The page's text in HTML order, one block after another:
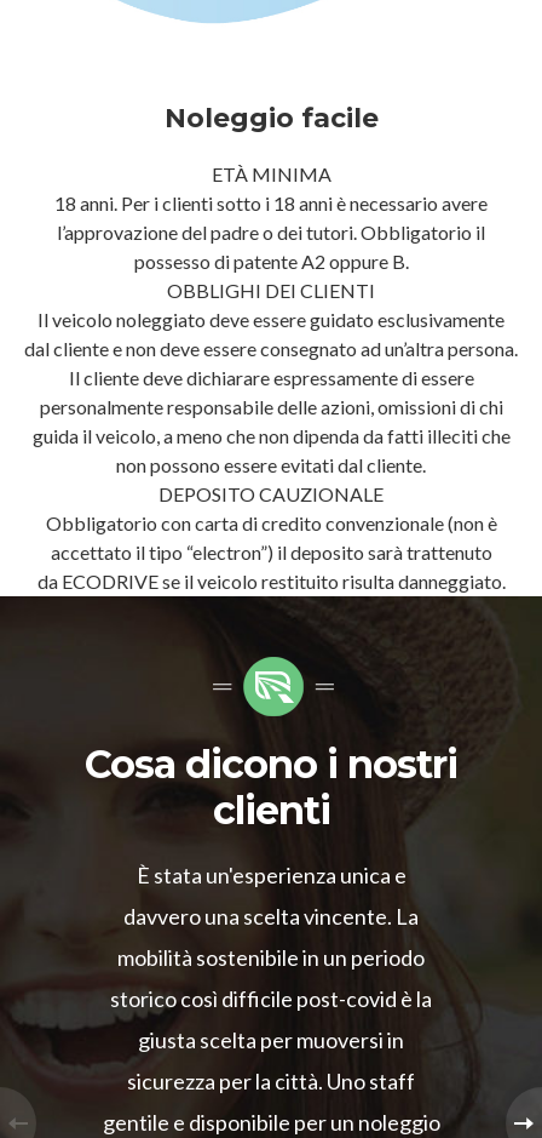
Noleggio facile
ETÀ MINIMA
18 anni. Per i clienti sotto i 18 anni è necessario avere
l’approvazione del padre o dei tutori. Obbligatorio il
possesso di patente A2 oppure B.
OBBLIGHI DEI CLIENTI
Il veicolo noleggiato deve essere guidato esclusivamente
dal cliente e non deve essere consegnato ad un’altra persona.
Il cliente deve dichiarare espressamente di essere
personalmente responsabile delle azioni, omissioni di chi
guida il veicolo, a meno che non dipenda da fatti illeciti che
non possono essere evitati dal cliente.
DEPOSITO CAUZIONALE
Obbligatorio con carta di credito convenzionale (non è
accettato il tipo “electron”) il deposito sarà trattenuto
da ECODRIVE se il veicolo restituito risulta danneggiato.
Cosa dicono i nostri
clienti
È stata un'esperienza unica e
davvero una scelta vincente. La
mobilità sostenibile in un periodo
storico così difficile post-covid è la
giusta scelta per muoversi in
sicurezza per la città. Uno staff
gentile e disponibile per un noleggio